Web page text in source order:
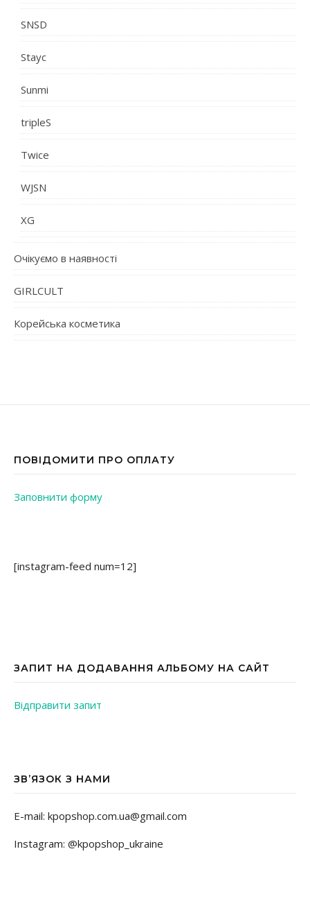
SNSD
Stayc
Sunmi
tripleS
Twice
WJSN
XG
Очікуємо в наявності
GIRLCULT
Корейська косметика
ПОВІДОМИТИ ПРО ОПЛАТУ
Заповнити форму
[instagram-feed num=12]
ЗАПИТ НА ДОДАВАННЯ АЛЬБОМУ НА САЙТ
Відправити запит
ЗВ’ЯЗОК З НАМИ
E-mail: kpopshop.com.ua@gmail.com
Instagram: @kpopshop_ukraine